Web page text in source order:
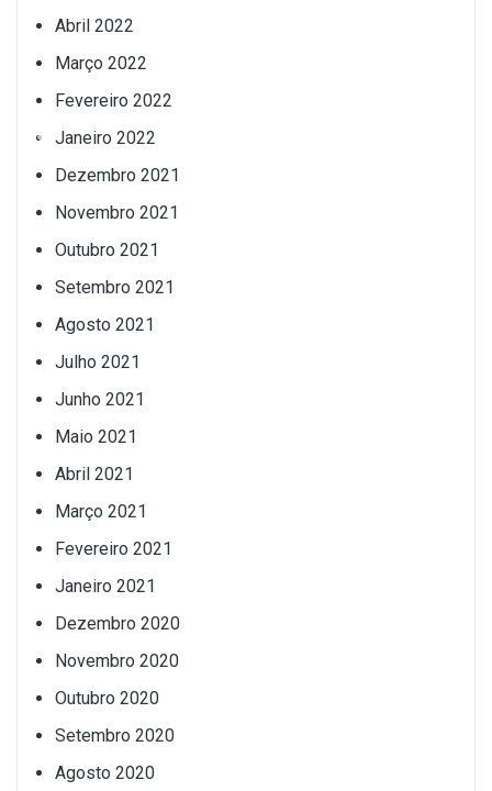
Abril 2022
Março 2022
Fevereiro 2022
Janeiro 2022
Dezembro 2021
Novembro 2021
Outubro 2021
Setembro 2021
Agosto 2021
Julho 2021
Junho 2021
Maio 2021
Abril 2021
Março 2021
Fevereiro 2021
Janeiro 2021
Dezembro 2020
Novembro 2020
Outubro 2020
Setembro 2020
Agosto 2020